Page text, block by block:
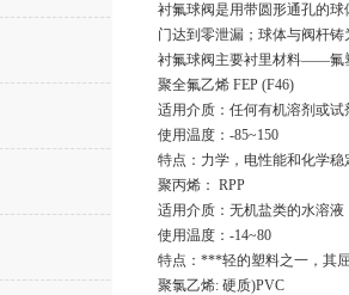
衬氟球阀是用带圆形通孔的
门达到零泄漏；球体与阀杆
衬氟球阀主要衬里材料——氟
聚全氟乙烯 FEP (F46)
适用介质：任何有机溶剂或
使用温度：-85~150
特点：力学，电性能和化学
聚丙烯： RPP
适用介质：无机盐类的水溶
使用温度：-14~80
特点：***轻的塑料之一，其
聚氯乙烯: 硬质)PVC